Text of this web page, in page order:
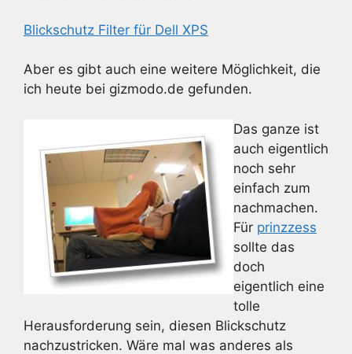
Blickschutz Filter für Dell XPS
Aber es gibt auch eine weitere Möglichkeit, die
ich heute bei gizmodo.de gefunden.
Das ganze ist
auch eigentlich
noch sehr
einfach zum
nachmachen.
Für prinzzess
sollte das
doch
eigentlich eine
tolle
Herausforderung sein, diesen Blickschutz
nachzustricken. Wäre mal was anderes als